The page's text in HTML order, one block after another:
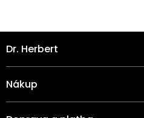
á
p
a
Dr. Herbert
Nákup